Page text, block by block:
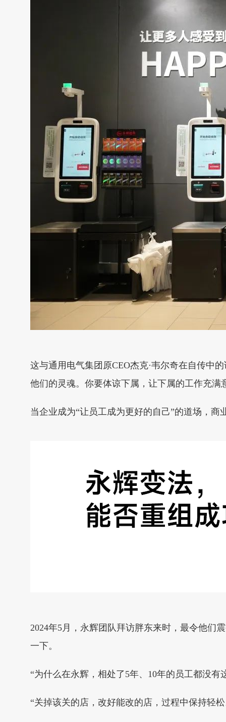
这与通用电气集团原CEO杰克·韦尔奇在自传中
他们的灵魂。你要体谅下属，让下属的工作充满
当企业成为“让员工成为更好的自己”的道场，
2024年5月，永辉团队拜访胖东来时，最令他们
一下。
“为什么在永辉，相处了5年、10年的员工都没
“关掉该关的店，改好能改的店，过程中保持轻